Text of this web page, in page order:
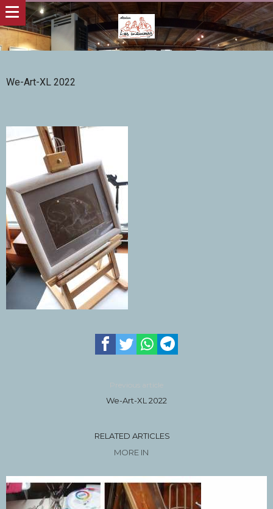
We-Art-XL 2022
Previous article
We-Art-XL 2022
RELATED ARTICLES
MORE IN